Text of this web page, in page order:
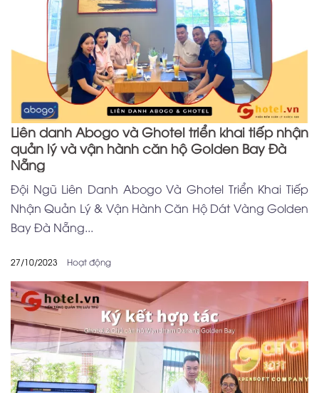
Liên danh Abogo và Ghotel triển khai tiếp nhận
quản lý và vận hành căn hộ Golden Bay Đà
Nẵng
Đội Ngũ Liên Danh Abogo Và Ghotel Triển Khai Tiếp
Nhận Quản Lý & Vận Hành Căn Hộ Dát Vàng Golden
Bay Đà Nẵng...
27/10/2023 Hoạt động